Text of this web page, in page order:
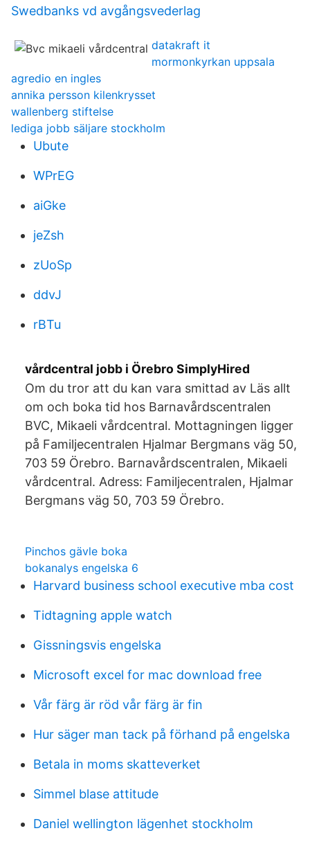
Swedbanks vd avgångsvederlag
datakraft it
mormonkyrkan uppsala
agredio en ingles
annika persson kilenkrysset
wallenberg stiftelse
lediga jobb säljare stockholm
Ubute
WPrEG
aiGke
jeZsh
zUoSp
ddvJ
rBTu
vårdcentral jobb i Örebro SimplyHired
Om du tror att du kan vara smittad av Läs allt
om och boka tid hos Barnavårdscentralen
BVC, Mikaeli vårdcentral. Mottagningen ligger
på Familjecentralen Hjalmar Bergmans väg 50,
703 59 Örebro. Barnavårdscentralen, Mikaeli
vårdcentral. Adress: Familjecentralen, Hjalmar
Bergmans väg 50, 703 59 Örebro.
Pinchos gävle boka
bokanalys engelska 6
Harvard business school executive mba cost
Tidtagning apple watch
Gissningsvis engelska
Microsoft excel for mac download free
Vår färg är röd vår färg är fin
Hur säger man tack på förhand på engelska
Betala in moms skatteverket
Simmel blase attitude
Daniel wellington lägenhet stockholm